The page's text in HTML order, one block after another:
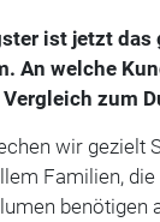
ist jetzt
An welche
zum
wir gezielt
Familien,
benötigen